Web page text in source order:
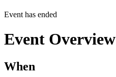
Event has ended
Event Overview
When